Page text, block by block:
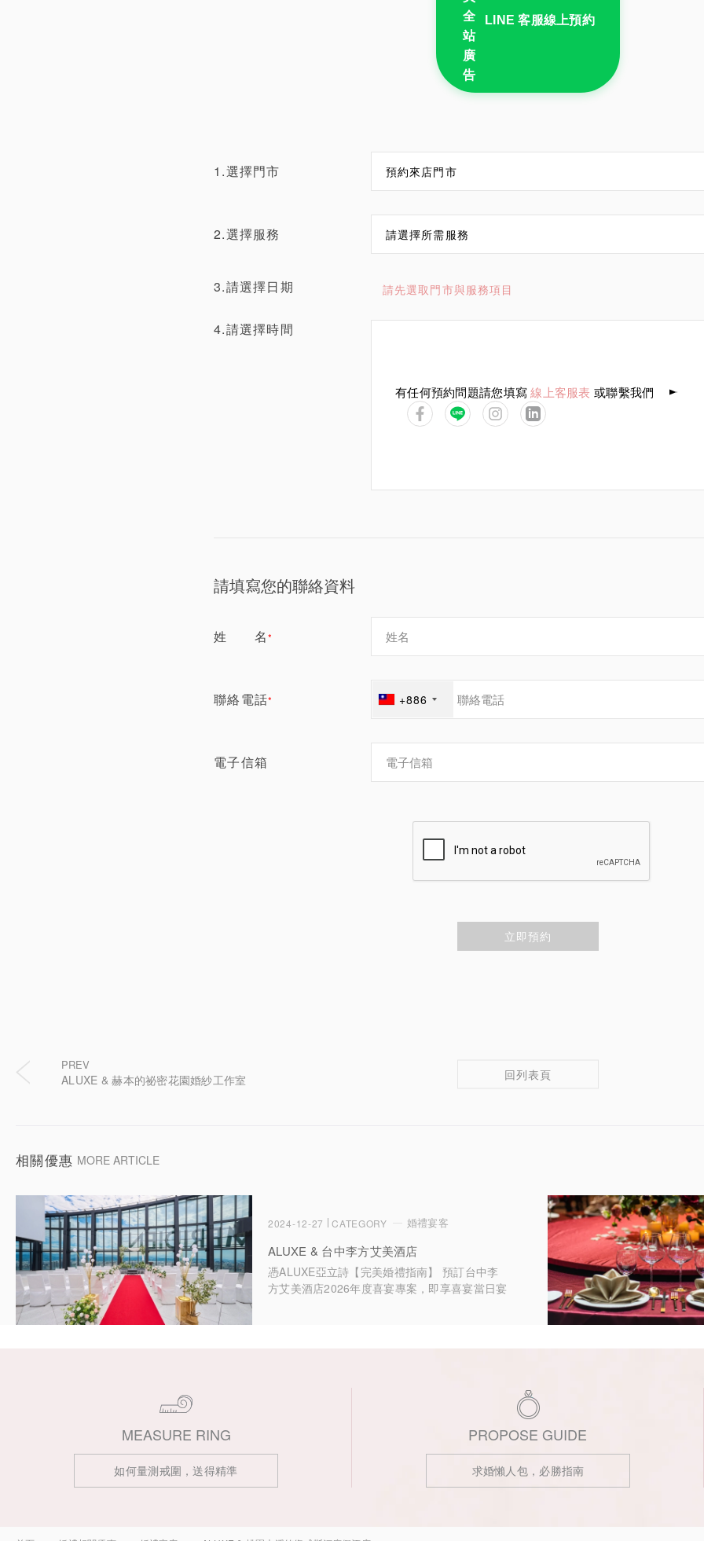
LINE 客服線上預約
1.選擇門市 預約來店門市
2.選擇服務 請選擇所需服務
3.請選擇日期 請先選取門市與服務項目
4 5 6
4.請選擇時間
有任何預約問題請您填寫線上客服表 或聯繫我們
請填寫您的聯絡資料
姓 名*
聯絡電話* +886
電子信箱
立即預約
PREV
ALUXE & 赫本的祕密花園婚紗工作室 回列表頁
相關優惠 MORE ARTICLE
2024-12-27 CATEGORY 婚禮宴客
ALUXE & 台中李方艾美酒店
憑ALUXE亞立詩【完美婚禮指南】 預訂台中李
方艾美酒店2026年度喜宴專案，即享喜宴當日宴
MEASURE RING
如何量測戒圍，送得精準
PROPOSE GUIDE
求婚懶人包，必勝指南